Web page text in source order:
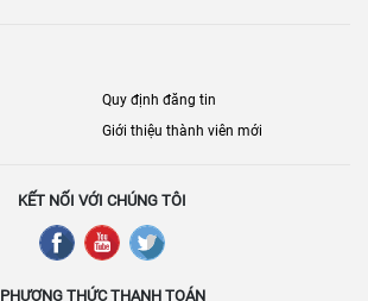
Quy định đăng tin
Giới thiệu thành viên mới
KẾT NỐI VỚI CHÚNG TÔI
PHƯƠNG THỨC THANH TOÁN